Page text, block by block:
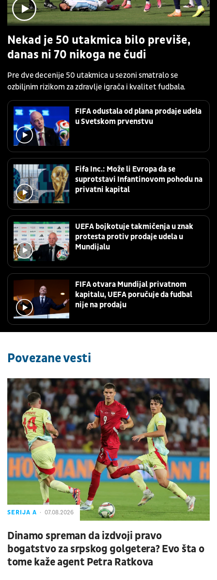
Nekad je 50 utakmica bilo previše,
danas ni 70 nikoga ne čudi
Pre dve decenije 50 utakmica u sezoni smatralo se
ozbiljnim rizikom za zdravlje igrača i kvalitet fudbala.
FIFA odustala od plana prodaje udela
u Svetskom prvenstvu
Fifa Inc.: Može li Evropa da se
suprotstavi Infantinovom pohodu na
privatni kapital
UEFA bojkotuje takmičenja u znak
protesta protiv prodaje udela u
Mundijalu
FIFA otvara Mundijal privatnom
kapitalu, UEFA poručuje da fudbal
nije na prodaju
Povezane vesti
SERIJA A 07.08.2026
Dinamo spreman da izdvoji pravo
bogatstvo za srpskog golgetera? Evo šta o
tome kaže agent Petra Ratkova